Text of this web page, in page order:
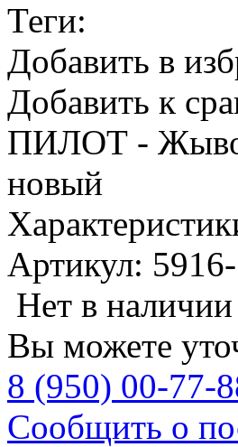
Теги:
Добавить в
Добавить к
ПИЛОТ -
новый
Артикул:
Нет в наличии
Вы можете
8 (950) 00-77-
Сообщить о